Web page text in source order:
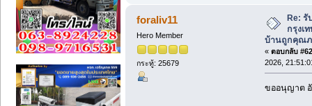
foraliv11
Hero Member
กระทู้: 25679
Re: รั
กรุงเ
บ้านถูกคุณภ
« ตอบกลับ
2026,
ขออนุญาต